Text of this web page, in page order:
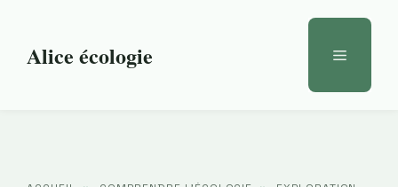
contenuAlice écologie Menu